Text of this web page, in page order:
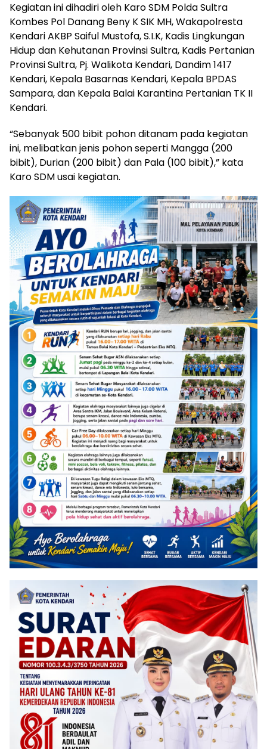
Kegiatan ini dihadiri oleh Karo SDM Polda Sultra
Kombes Pol Danang Beny K SIK MH, Wakapolresta
Kendari AKBP Saiful Mustofa, S.I.K, Kadis Lingkungan
Hidup dan Kehutanan Provinsi Sultra, Kadis Pertanian
Provinsi Sultra, Pj. Walikota Kendari, Dandim 1417
Kendari, Kepala Basarnas Kendari, Kepala BPDAS
Sampara, dan Kepala Balai Karantina Pertanian TK II
Kendari.
“Sebanyak 500 bibit pohon ditanam pada kegiatan
ini, melibatkan jenis pohon seperti Mangga (200
bibit), Durian (200 bibit) dan Pala (100 bibit),” kata
Karo SDM usai kegiatan.